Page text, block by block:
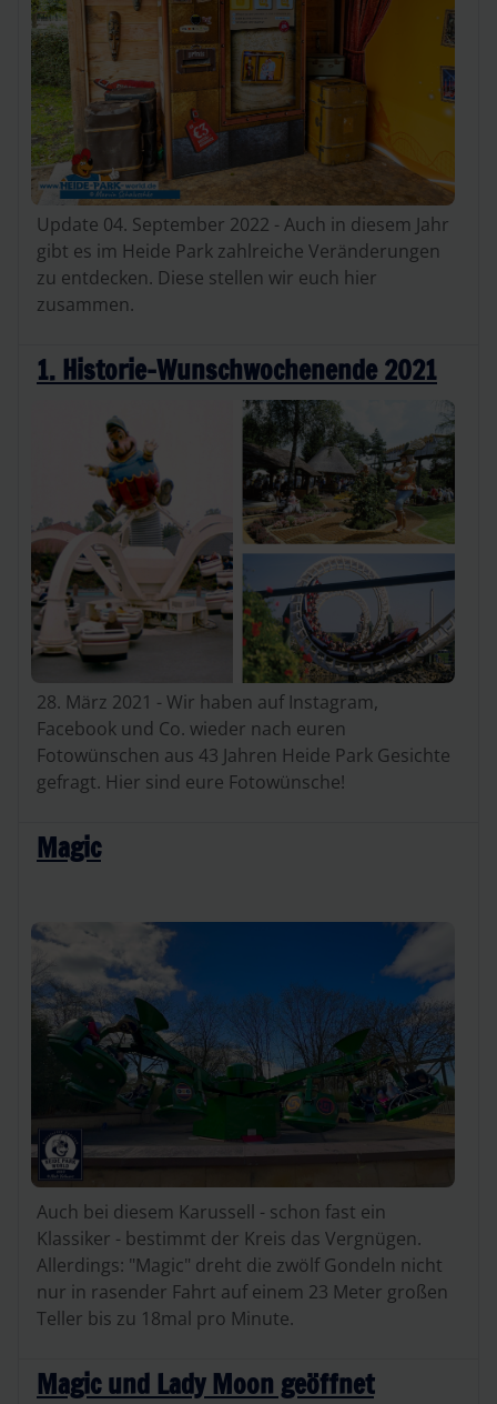
Update 04. September 2022 - Auch in diesem Jahr
gibt es im Heide Park zahlreiche Veränderungen
zu entdecken. Diese stellen wir euch hier
zusammen.
1. Historie-Wunschwochenende 2021
28. März 2021 - Wir haben auf Instagram,
Facebook und Co. wieder nach euren
Fotowünschen aus 43 Jahren Heide Park Gesichte
gefragt. Hier sind eure Fotowünsche!
Magic
Auch bei diesem Karussell - schon fast ein
Klassiker - bestimmt der Kreis das Vergnügen.
Allerdings: "Magic" dreht die zwölf Gondeln nicht
nur in rasender Fahrt auf einem 23 Meter großen
Teller bis zu 18mal pro Minute.
Magic und Lady Moon geöffnet